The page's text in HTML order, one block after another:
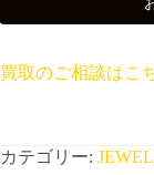
買取のご相談はこ
カテゴリー: